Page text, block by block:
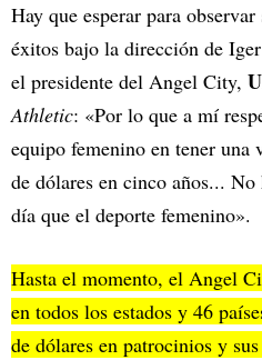
Hay que esperar para
éxitos bajo la dirección de
el presidente del Angel City,
Athletic: «Por lo que a mí
equipo femenino en tener
de dólares en cinco años...
día que el deporte femenino».
Hasta el momento, el Angel
en todos los estados y 46
de dólares en patrocinios y